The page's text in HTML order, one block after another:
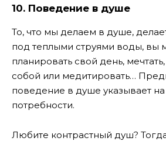
10. Поведение в душе
То, что мы делаем в душе,
под теплыми струями воды, вы
планировать свой день,
собой или медитировать…
поведение в душе указывает
потребности.
Любите контрастный душ?